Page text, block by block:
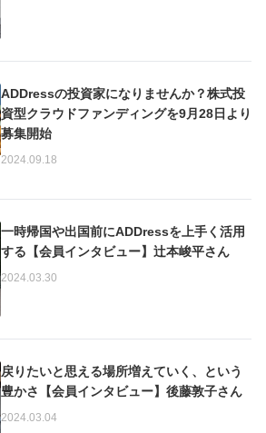
ADDressの投資家になりませんか？株式投
資型クラウドファンディングを9月28日より
募集開始
2024.09.18
一時帰国や出国前にADDressを上手く活用
する【会員インタビュー】辻本峻平さん
2024.03.30
戻りたいと思える場所増えていく、という
豊かさ【会員インタビュー】後藤敦子さん
2024.03.04